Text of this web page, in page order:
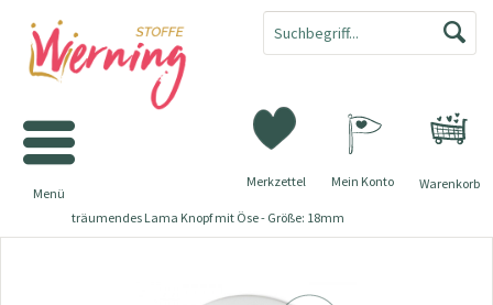
Warenkorb
Merkzettel Mein Konto
Menü
träumendes Lama Knopf mit Öse - Größe: 18mm